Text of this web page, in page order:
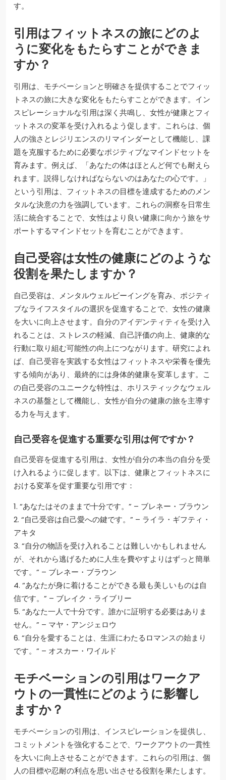
す。
引用はフィットネスの旅にどのよ
うに変化をもたらすことができま
すか？
引用は、モチベーションと明確さを提供することでフィッ
トネスの旅に大きな変化をもたらすことができます。イン
スピレーショナルな引用は深く共鳴し、女性が健康とフィ
ットネスの変革を受け入れるよう促します。これらは、個
人の強さとレジリエンスのリマインダーとして機能し、課
題を克服するために必要なポジティブなマインドセットを
育みます。例えば、「あなたの体はほとんど何でも耐えら
れます。説得しなければならないのはあなたの心です。」
という引用は、フィットネスの目標を達成するためのメン
タルな決意の力を強調しています。これらの洞察を日常生
活に統合することで、女性はより良い健康に向かう旅をサ
ポートするマインドセットを育むことができます。
自己受容は女性の健康にどのような
役割を果たしますか？
自己受容は、メンタルウェルビーイングを育み、ポジティ
ブなライフスタイルの選択を促進することで、女性の健康
を大いに向上させます。自分のアイデンティティを受け入
れることは、ストレスの軽減、自己評価の向上、健康的な
行動に取り組む可能性の向上につながります。研究によれ
ば、自己受容を実践する女性はフィットネスや栄養を優先
する傾向があり、最終的には身体的健康を変革します。こ
の自己受容のユニークな特性は、ホリスティックなウェル
ネスの基盤として機能し、女性が自分の健康の旅を主導す
る力を与えます。
自己受容を促進する重要な引用は何ですか？
自己受容を促進する引用は、女性が自分の本当の自分を受
け入れるように促します。以下は、健康とフィットネスに
おける変革を促す重要な引用です：
1. “あなたはそのままで十分です。” – ブレネー・ブラウン
2. “自己受容は自己愛への鍵です。” – ライラ・ギフティ・
アキタ
3. “自分の物語を受け入れることは難しいかもしれません
が、それから逃げるために人生を費やすよりはずっと簡単
です。” – ブレネー・ブラウン
4. “あなたが身に着けることができる最も美しいものは自
信です。” – ブレイク・ライブリー
5. “あなた一人で十分です。誰かに証明する必要はありま
せん。” – マヤ・アンジェロウ
6. “自分を愛することは、生涯にわたるロマンスの始まり
です。” – オスカー・ワイルド
モチベーションの引用はワークア
ウトの一貫性にどのように影響し
ますか？
モチベーションの引用は、インスピレーションを提供し、
コミットメントを強化することで、ワークアウトの一貫性
を大いに向上させることができます。これらの引用は、個
人の目標や忍耐の利点を思い出させる役割を果たします。